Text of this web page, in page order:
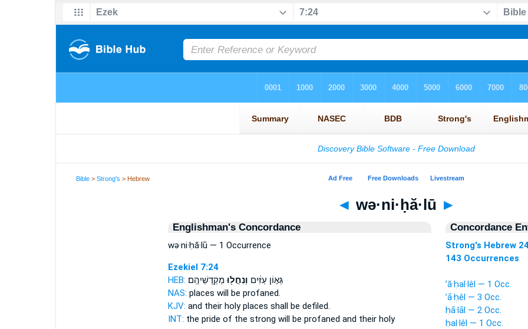
Bible >Strong's > Hebrew
◄ wə·ni·ḥă·lū ►
Englishman's Concordance
wə·ni·ḥă·lū — 1 Occurrence
Ezekiel 7:24
HEB:
גְּא֣וֹן עַזִּ֔ים וְנִחֲל֖וּמְקַֽדְשֵׁיהֶֽם׃
NAS: places will be profaned.
KJV: and their holy places shall be defiled.
INT: the pride of the strong will be profaned and their holy
Concordance
Strong's Hebrew
143 Occurrences
’ă·ḥal·lêl — 1 Occ.
’ā·ḥêl — 3 Occ.
ḥā·lāl — 2 Occ.
ḥal·lêl — 1 Occ.